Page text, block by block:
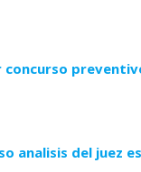
analisis del juez